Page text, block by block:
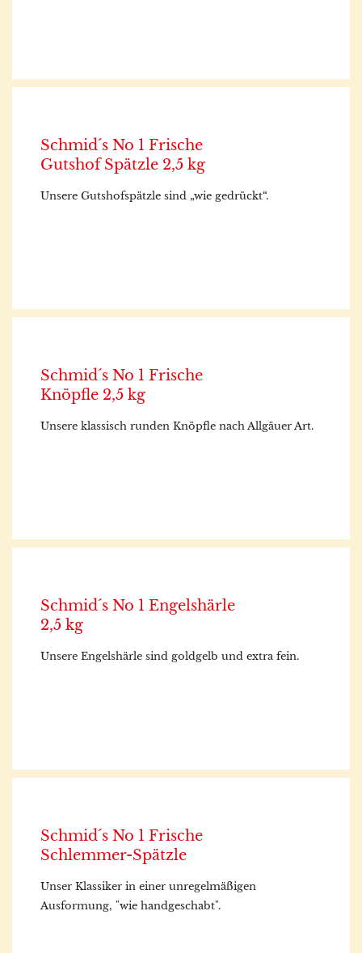
Schmid´s No 1 Frische
Gutshof Spätzle 2,5 kg
Unsere Gutshofspätzle sind „wie gedrückt“.
Schmid´s No 1 Frische
Knöpfle 2,5 kg
Unsere klassisch runden Knöpfle nach Allgäuer Art.
Schmid´s No 1 Engelshärle
2,5 kg
Unsere Engelshärle sind goldgelb und extra fein.
Schmid´s No 1 Frische
Schlemmer-Spätzle
Unser Klassiker in einer unregelmäßigen
Ausformung, "wie handgeschabt".